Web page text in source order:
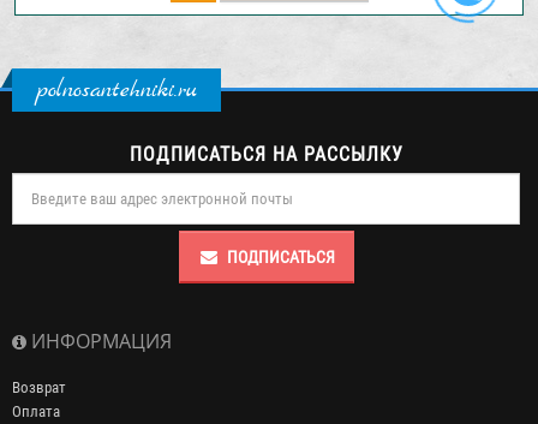
polnosantehniki.ru
ПОДПИСАТЬСЯ НА РАССЫЛКУ
ПОДПИСАТЬСЯ
ИНФОРМАЦИЯ
Возврат
Оплата